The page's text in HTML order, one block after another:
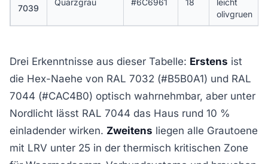
7039
Quarzgrau #6C6961 18
leicht
olivgruen
Drei Erkenntnisse aus dieser Tabelle: Erstens ist
die Hex-Naehe von RAL 7032 (#B5B0A1) und RAL
7044 (#CAC4B0) optisch wahrnehmbar, aber unter
Nordlicht lässt RAL 7044 das Haus rund 10 %
einladender wirken. Zweitens liegen alle Grautoene
mit LRV unter 25 in der thermisch kritischen Zone